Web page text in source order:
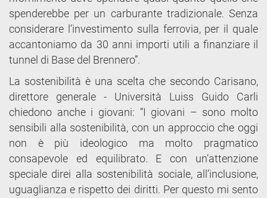
spenderebbe per un carburante tradizionale. Senza
considerare l’investimento sulla ferrovia, per il quale
accantoniamo da 30 anni importi utili a finanziare il
tunnel di Base del Brennero”.
La sostenibilità è una scelta che secondo Carisano,
direttore generale - Università Luiss Guido Carli
chiedono anche i giovani: “I giovani – sono molto
sensibili alla sostenibilità, con un approccio che oggi
non è più ideologico ma molto pragmatico
consapevole ed equilibrato. E con un’attenzione
speciale direi alla sostenibilità sociale, all’inclusione,
uguaglianza e rispetto dei diritti. Per questo mi sento